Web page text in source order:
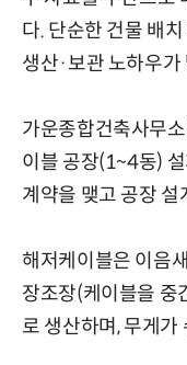
다. 단순한 건물 배
생산·보관 노하우
가운종합건축사무
이블 공장(1~4동)
계약을 맺고 공장 설
해저케이블은 이음
장조장(케이블을 중
로 생산하며, 무게